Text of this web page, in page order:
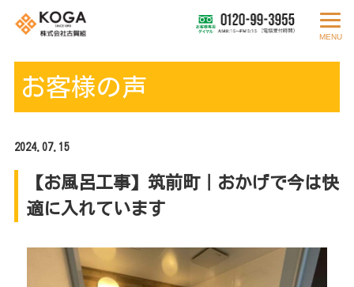
MENU
お客様の声
2024.07.15
【お風呂工事】筑前町｜おかげで今は快
適に入れています